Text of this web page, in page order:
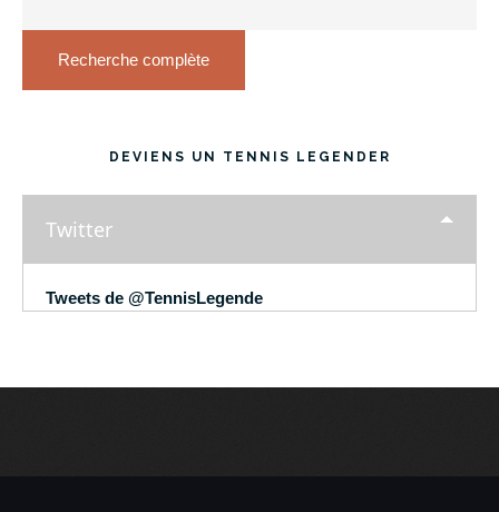
Recherche complète
DEVIENS UN TENNIS LEGENDER
Twitter
Tweets de @TennisLegende